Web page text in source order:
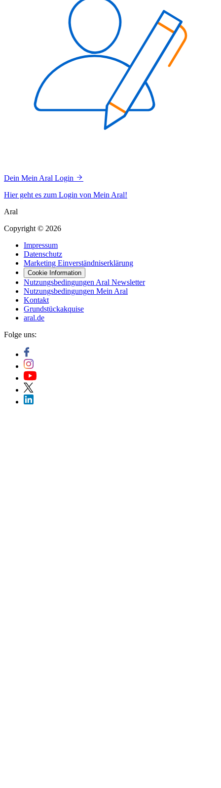
Dein Mein Aral Login
Hier geht es zum Login von Mein Aral!
Aral
Copyright © 2026
Impressum
Datenschutz
Marketing Einverständniserklärung
Cookie Information
Nutzungsbedingungen Aral Newsletter
Nutzungsbedingungen Mein Aral
Kontakt
Grundstückakquise
aral.de
Folge uns: